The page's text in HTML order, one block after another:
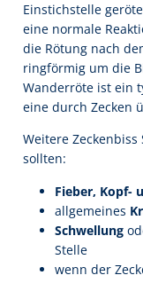
Einstichstelle
eine normale
die Rötung nach
ringförmig um die
Wanderröte ist ein
eine durch Zecken
Weitere
sollten:
Fieber, Kopf-
allgemeines
Schwellung
Stelle
wenn der